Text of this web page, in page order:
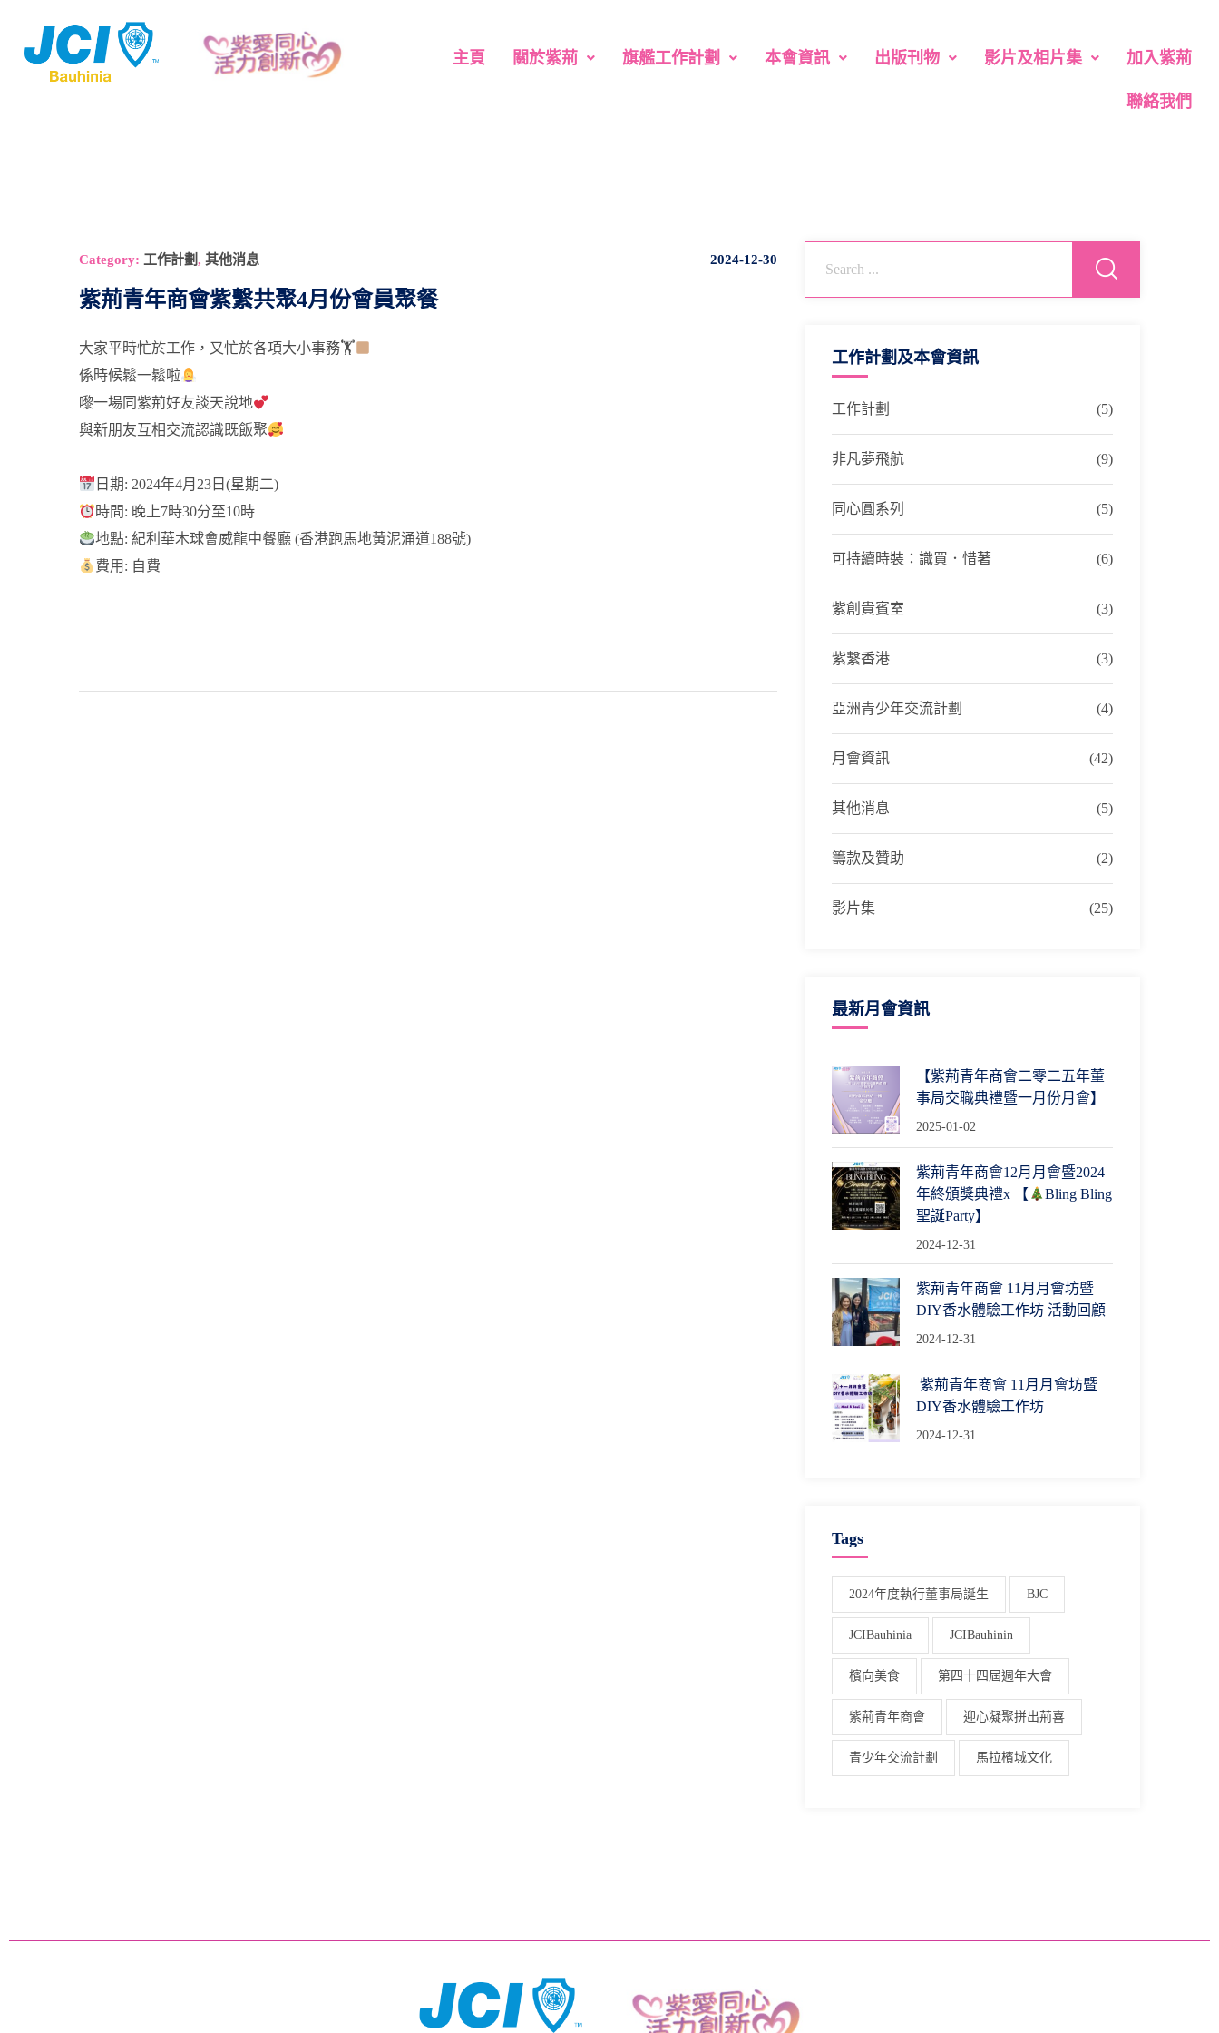
主頁 關於紫荊 旗艦工作計劃 本會資訊 出版刊物 影片及相片集 加入紫荊
聯絡我們
Category: 工作計劃, 其他消息 2024-12-30
紫荊青年商會紫繫共聚4月份會員聚餐
大家平時忙於工作，又忙於各項大小事務🏋
係時候鬆一鬆啦
嚟一場同紫荊好友談天說地
與新朋友互相交流認識既飯聚
日期: 2024年4月23日(星期二)
時間: 晚上7時30分至10時
地點: 紀利華木球會威龍中餐廳 (香港跑馬地黃泥涌道188號)
費用: 自費
工作計劃及本會資訊
工作計劃 (5)
非凡夢飛航 (9)
同心圓系列 (5)
可持續時裝：識買．惜著 (6)
紫創貴賓室 (3)
紫繫香港 (3)
亞洲青少年交流計劃 (4)
月會資訊 (42)
其他消息 (5)
籌款及贊助 (2)
影片集 (25)
最新月會資訊
【紫荊青年商會二零二五年董
事局交職典禮暨一月份月會】
2025-01-02
紫荊青年商會12月月會暨2024
年終頒獎典禮x 【
Bling Bling
聖誕Party】
2024-12-31
紫荊青年商會 11月月會坊暨
DIY香水體驗工作坊 活動回顧
2024-12-31
紫荊青年商會 11月月會坊暨
DIY香水體驗工作坊
2024-12-31
Tags
2024年度執行董事局誕生 BJC
JCIBauhinia JCIBauhinin
檳向美食 第四十四屆週年大會
紫荊青年商會 迎心凝聚拼出荊喜
青少年交流計劃 馬拉檳城文化